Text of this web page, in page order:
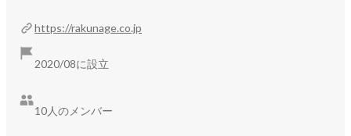
https://rakunage.co.jp
2020/08に設立
10人のメンバー